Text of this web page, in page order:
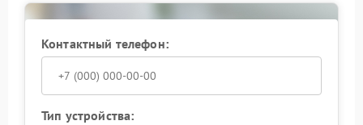
Контактный телефон:
Тип устройства: